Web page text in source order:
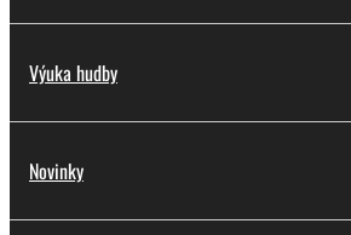
Výuka hudby
Novinky